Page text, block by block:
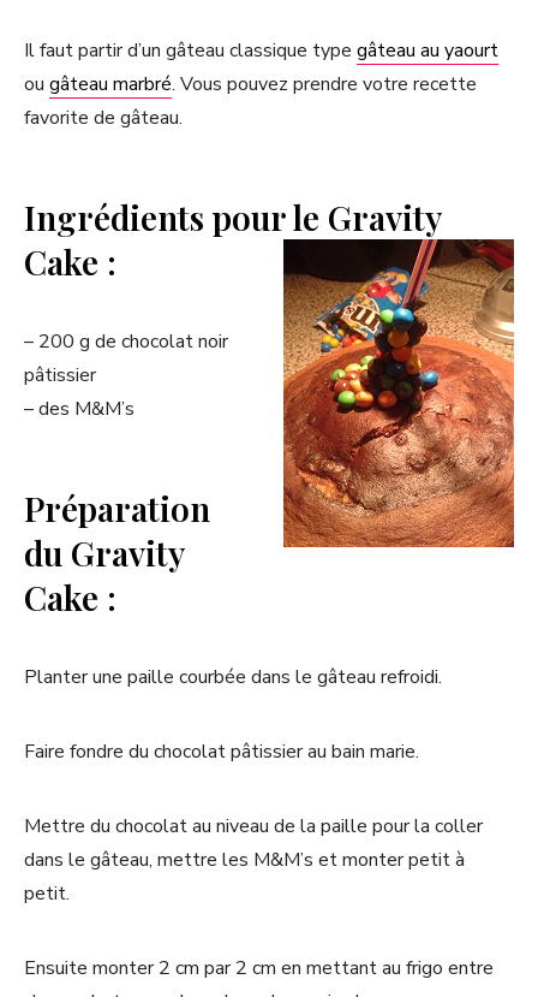
Il faut partir d’un gâteau classique type gâteau au yaourt
ou gâteau marbré. Vous pouvez prendre votre recette
favorite de gâteau.
Ingrédients pour le Gravity
Cake :
– 200 g de chocolat noir
pâtissier
– des M&M’s
Préparation
du Gravity
Cake :
Planter une paille courbée dans le gâteau refroidi.
Faire fondre du chocolat pâtissier au bain marie.
Mettre du chocolat au niveau de la paille pour la coller
dans le gâteau, mettre les M&M’s et monter petit à
petit.
Ensuite monter 2 cm par 2 cm en mettant au frigo entre